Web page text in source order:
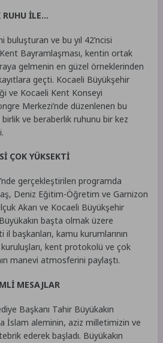
RUHU İLE…
buluşturan ve bu yıl 42’ncisi
Bayramlaşması, kentin ortak
gelmenin en güzel örneklerinden
geçti. Kocaeli Büyükşehir
ve Kocaeli Kent Konseyi
Merkezi’nde düzenlenen bu
ve beraberlik ruhunu bir kez
ÇOK YÜKSEKTİ
gerçekleştirilen programda
Deniz Eğitim-Öğretim ve Garnizon
Akarı ve Kocaeli Büyükşehir
başta olmak üzere
başkanları, kamu kurumlarının
kent protokolü ve çok
manevi atmosferini paylaştı.
MESAJLAR
Başkanı Tahir Büyükakın
İslam aleminin, aziz milletimizin ve
ederek başladı. Büyükakın